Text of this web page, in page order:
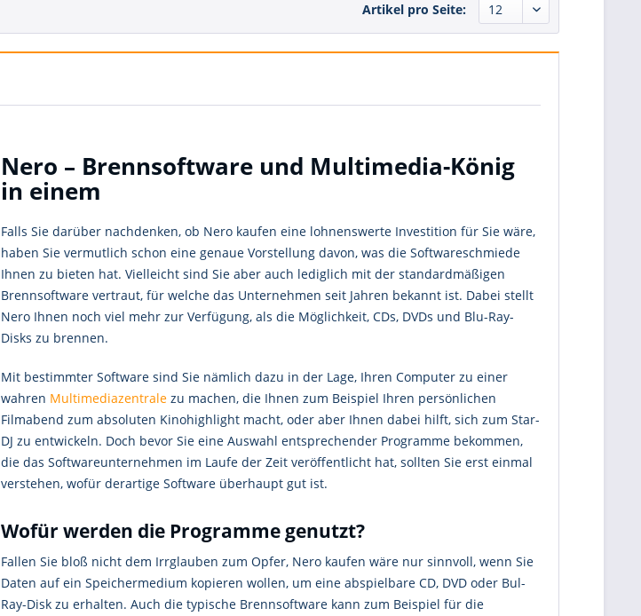
Artikel pro Seite:
Nero – Brennsoftware und Multimedia-König
in einem
Falls Sie darüber nachdenken, ob Nero kaufen eine lohnenswerte Investition für Sie wäre,
haben Sie vermutlich schon eine genaue Vorstellung davon, was die Softwareschmiede
Ihnen zu bieten hat. Vielleicht sind Sie aber auch lediglich mit der standardmäßigen
Brennsoftware vertraut, für welche das Unternehmen seit Jahren bekannt ist. Dabei stellt
Nero Ihnen noch viel mehr zur Verfügung, als die Möglichkeit, CDs, DVDs und Blu-Ray-
Disks zu brennen.
Mit bestimmter Software sind Sie nämlich dazu in der Lage, Ihren Computer zu einer
wahren Multimediazentrale zu machen, die Ihnen zum Beispiel Ihren persönlichen
Filmabend zum absoluten Kinohighlight macht, oder aber Ihnen dabei hilft, sich zum Star-
DJ zu entwickeln. Doch bevor Sie eine Auswahl entsprechender Programme bekommen,
die das Softwareunternehmen im Laufe der Zeit veröffentlicht hat, sollten Sie erst einmal
verstehen, wofür derartige Software überhaupt gut ist.
Wofür werden die Programme genutzt?
Fallen Sie bloß nicht dem Irrglauben zum Opfer, Nero kaufen wäre nur sinnvoll, wenn Sie
Daten auf ein Speichermedium kopieren wollen, um eine abspielbare CD, DVD oder Bul-
Ray-Disk zu erhalten. Auch die typische Brennsoftware kann zum Beispiel für die